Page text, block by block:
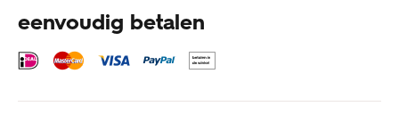
eenvoudig betalen